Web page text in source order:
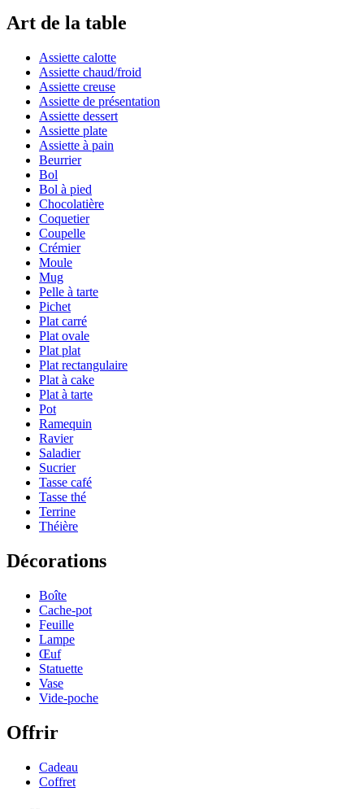
Art de la table
Assiette calotte
Assiette chaud/froid
Assiette creuse
Assiette de présentation
Assiette dessert
Assiette plate
Assiette à pain
Beurrier
Bol
Bol à pied
Chocolatière
Coquetier
Coupelle
Crémier
Moule
Mug
Pelle à tarte
Pichet
Plat carré
Plat ovale
Plat plat
Plat rectangulaire
Plat à cake
Plat à tarte
Pot
Ramequin
Ravier
Saladier
Sucrier
Tasse café
Tasse thé
Terrine
Théière
Décorations
Boîte
Cache-pot
Feuille
Lampe
Œuf
Statuette
Vase
Vide-poche
Offrir
Cadeau
Coffret